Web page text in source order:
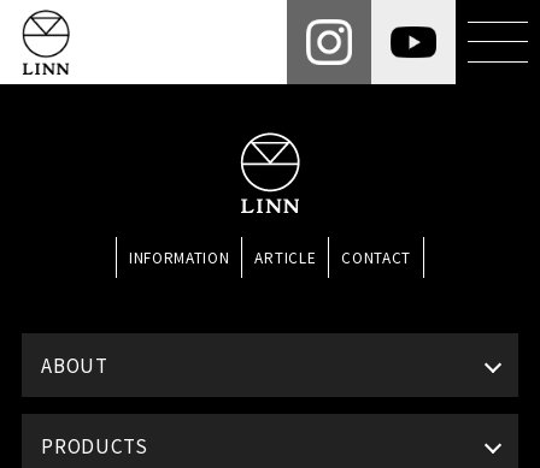
INFORMATION ARTICLE CONTACT
ABOUT
PRODUCTS